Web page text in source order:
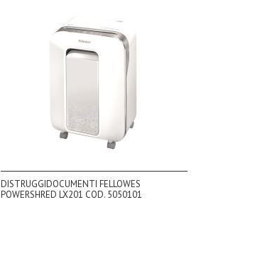
DISTRUGGIDOCUMENTI FELLOWES
POWERSHRED LX201 COD. 5050101